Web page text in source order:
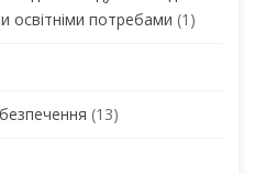
освітніми потребами (1)
(13)